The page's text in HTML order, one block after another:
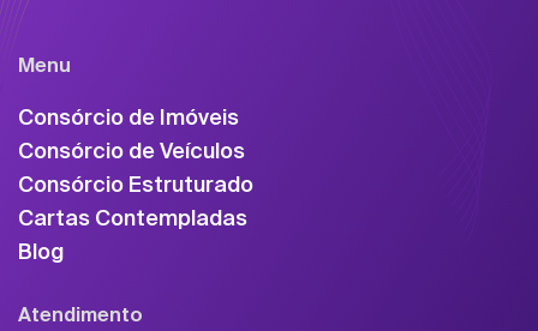
Menu
Consórcio de Imóveis
Consórcio de Veículos
Consórcio Estruturado
Cartas Contempladas
Blog
Atendimento